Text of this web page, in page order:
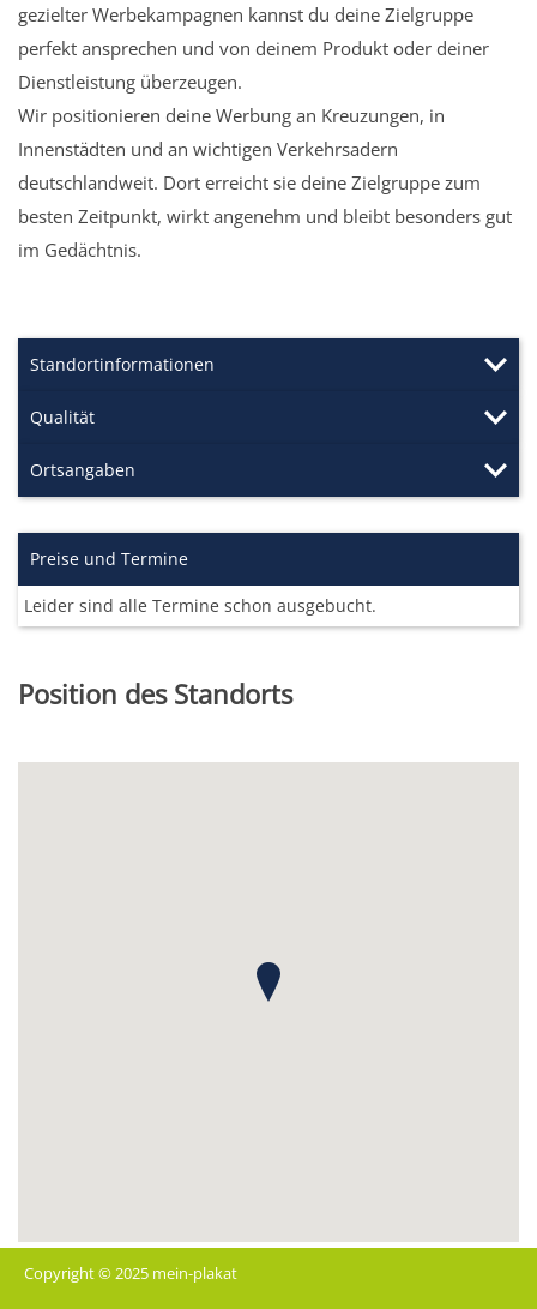
gezielter Werbekampagnen kannst du deine Zielgruppe
perfekt ansprechen und von deinem Produkt oder deiner
Dienstleistung überzeugen.
Wir positionieren deine Werbung an Kreuzungen, in
Innenstädten und an wichtigen Verkehrsadern
deutschlandweit. Dort erreicht sie deine Zielgruppe zum
besten Zeitpunkt, wirkt angenehm und bleibt besonders gut
im Gedächtnis.
Standortinformationen
Qualität
Ortsangaben
Preise und Termine
Leider sind alle Termine schon ausgebucht.
Position des Standorts
Copyright © 2025 mein-plakat